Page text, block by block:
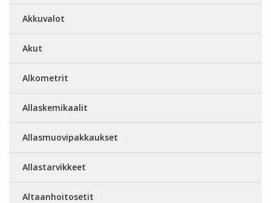
Akkuvalot
Akut
Alkometrit
Allaskemikaalit
Allasmuovipakkaukset
Allastarvikkeet
Altaanhoitosetit